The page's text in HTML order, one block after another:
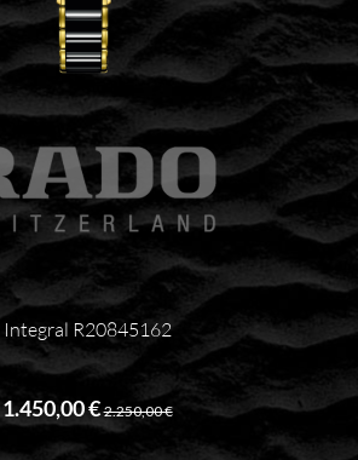
Integral R20845162
1.450,00 € 2.250,00 €